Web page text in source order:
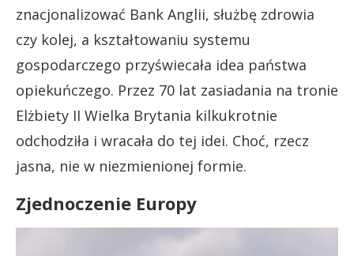
znacjonalizować Bank Anglii, służbę zdrowia
czy kolej, a kształtowaniu systemu
gospodarczego przyświecała idea państwa
opiekuńczego. Przez 70 lat zasiadania na tronie
Elżbiety II Wielka Brytania kilkukrotnie
odchodziła i wracała do tej idei. Choć, rzecz
jasna, nie w niezmienionej formie.
Zjednoczenie Europy